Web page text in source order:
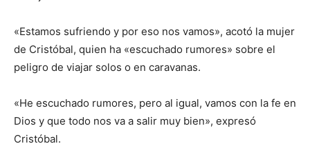
«Estamos sufriendo y por eso nos vamos», acotó la mujer
de Cristóbal, quien ha «escuchado rumores» sobre el
peligro de viajar solos o en caravanas.
«He escuchado rumores, pero al igual, vamos con la fe en
Dios y que todo nos va a salir muy bien», expresó
Cristóbal.